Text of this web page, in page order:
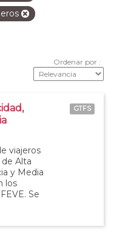
Ordenar por
viajeros
Alta
y Media
los
Se
GTFS